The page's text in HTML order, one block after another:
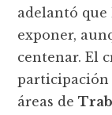
adelantó que
exponer,
centenar. El
participación
áreas de